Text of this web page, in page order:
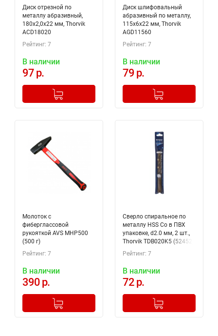
Диск отрезной по
металлу абразивный,
180х2,0х22 мм, Thorvik
ACD18020
Рейтинг: 7
В наличии
97 р.
+
Добавлено в корзину
Диск шлифовальный
абразивный по металлу,
115х6х22 мм, Thorvik
AGD11560
Рейтинг: 7
В наличии
79 р.
+
Добавлено в корзину
Молоток с
фиберглассовой
рукояткой AVS MHP500
(500 г)
Рейтинг: 7
В наличии
390 р.
+
Добавлено в корзину
Сверло спиральное по
металлу HSS Co в ПВХ
упаковке, d2.0 мм, 2 шт.,
Thorvik TDB020K5 (52452)
Рейтинг: 7
В наличии
72 р.
+
Добавлено в корзину